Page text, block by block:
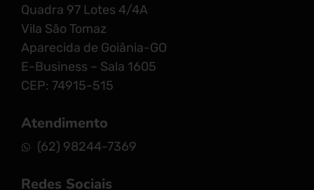
Quadra 97 Lotes 4/4A
Vila São Tomaz
Aparecida de Goiânia-GO
E-Business – Sala 1605
CEP: 74915-515
Atendimento
(62) 98244-7369
Redes Sociais